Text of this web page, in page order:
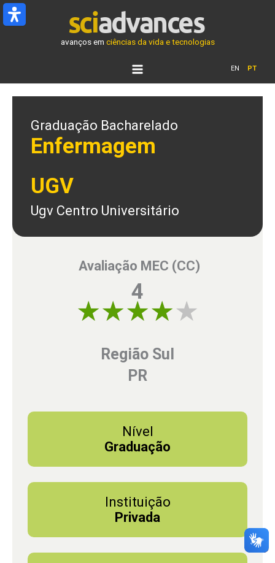
Ir
para
avanços em ciências da vida e tecnologias
EN PT
Graduação Bacharelado
Enfermagem
UGV
Ugv Centro Universitário
Avaliação MEC (CC)
4
Região Sul
PR
Nível
Graduação
Instituição
Privada